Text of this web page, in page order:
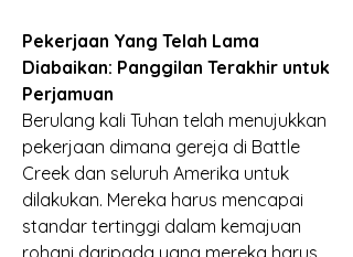
Pekerjaan Yang Telah Lama
Diabaikan: Panggilan Terakhir untuk
Perjamuan
Berulang kali Tuhan telah menujukkan
pekerjaan dimana gereja di Battle
Creek dan seluruh Amerika untuk
dilakukan. Mereka harus mencapai
standar tertinggi dalam kemajuan
rohani daripada yang mereka harus